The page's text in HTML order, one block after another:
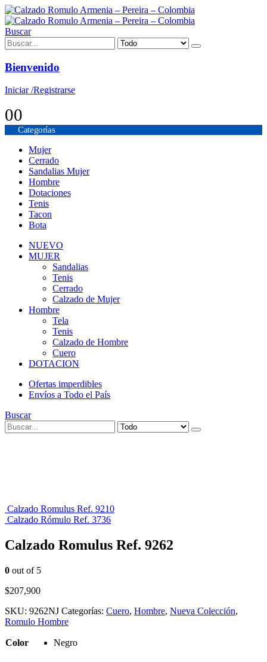
Buscar
Bienvenido
Iniciar /Registrarse
00
Categorías
Mujer
Cerrado
Sandalias Mujer
Hombre
Dotaciones
Tenis
Tacon
Bota
NUEVO
MUJER
Sandalias
Tenis
Cerrado
Calzado de Mujer
Hombre
Tela
Tenis
Calzado de Hombre
Cuero
DOTACION
Ofertas imperdibles
Envíos a Todo el País
Buscar
Calzado Romulus Ref. 9210
Calzado Rómulo Ref. 3736
Calzado Romulus Ref. 9262
0 out of 5
$207,900
SKU: 9262NJ Categorías: Cuero, Hombre, Nueva Colección,
Romulo Hombre
Color Negro